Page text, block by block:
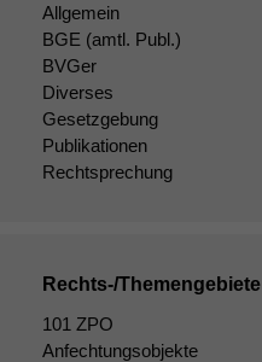
Allgemein
BGE (amtl. Publ.)
BVGer
Diverses
Gesetzgebung
Publikationen
Rechtsprechung
Rechts-/Themengebiete
101 ZPO
Anfechtungsobjekte